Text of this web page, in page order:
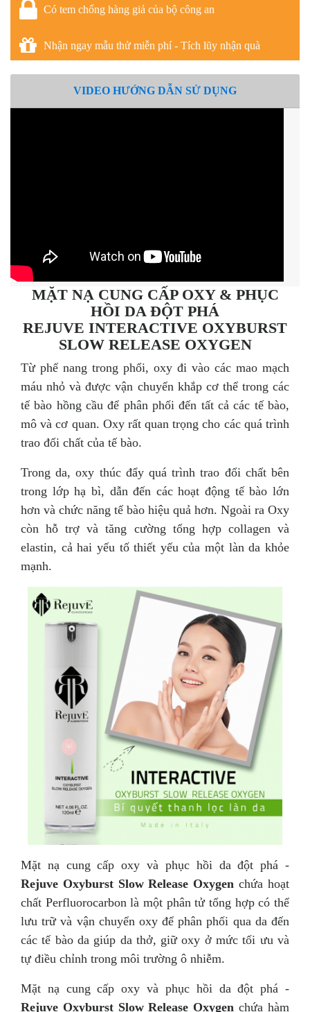
Có tem chống hàng giả của bộ công an
Nhận ngay mẫu thử miễn phí - Tích lũy nhận quà
VIDEO HƯỚNG DẪN SỬ DỤNG
MẶT NẠ CUNG CẤP OXY & PHỤC
HỒI DA ĐỘT PHÁ
REJUVE INTERACTIVE OXYBURST
SLOW RELEASE OXYGEN
Từ phế nang trong phổi, oxy đi vào các mao mạch
máu nhỏ và được vận chuyển khắp cơ thể trong các
tế bào hồng cầu để phân phối đến tất cả các tế bào,
mô và cơ quan. Oxy rất quan trọng cho các quá trình
trao đổi chất của tế bào.
Trong da, oxy thúc đẩy quá trình trao đổi chất bên
trong lớp hạ bì, dẫn đến các hoạt động tế bào lớn
hơn và chức năng tế bào hiệu quả hơn. Ngoài ra Oxy
còn hỗ trợ và tăng cường tổng hợp collagen và
elastin, cả hai yếu tố thiết yếu của một làn da khỏe
mạnh.
Mặt nạ cung cấp oxy và phục hồi da đột phá -
Rejuve Oxyburst Slow Release Oxygen chứa hoạt
chất Perfluorocarbon là một phân tử tổng hợp có thể
lưu trữ và vận chuyển oxy để phân phối qua da đến
các tế bào da giúp da thở, giữ oxy ở mức tối ưu và
tự điều chỉnh trong môi trường ô nhiễm.
Mặt nạ cung cấp oxy và phục hồi da đột phá -
Rejuve Oxyburst Slow Release Oxygen chứa hàm